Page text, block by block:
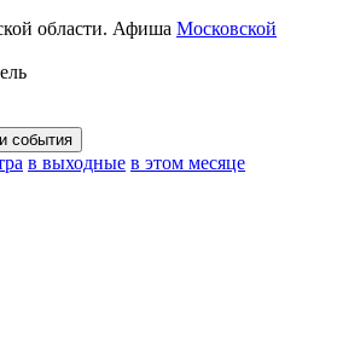
области. Афиша Московской
в выходные в этом месяце